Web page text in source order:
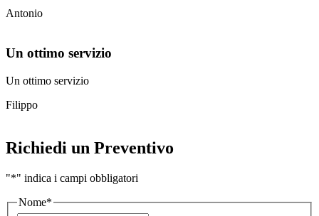
Antonio
Un ottimo servizio
Un ottimo servizio
Filippo
Richiedi un Preventivo
"*" indica i campi obbligatori
Nome*